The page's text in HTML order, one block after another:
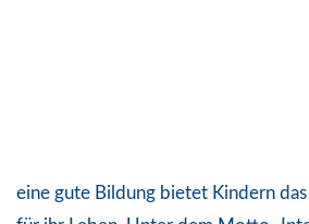
eine gute Bildung bietet Kindern